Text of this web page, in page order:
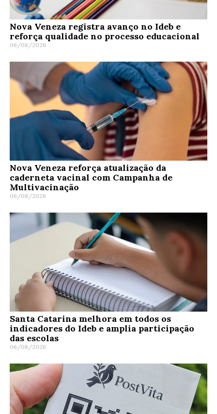
Nova Veneza registra avanço no Ideb e
reforça qualidade no processo educacional
06/08/2026
Nova Veneza reforça atualização da
caderneta vacinal com Campanha de
Multivacinação
06/08/2026
Santa Catarina melhora em todos os
indicadores do Ideb e amplia participação
das escolas
06/08/2026